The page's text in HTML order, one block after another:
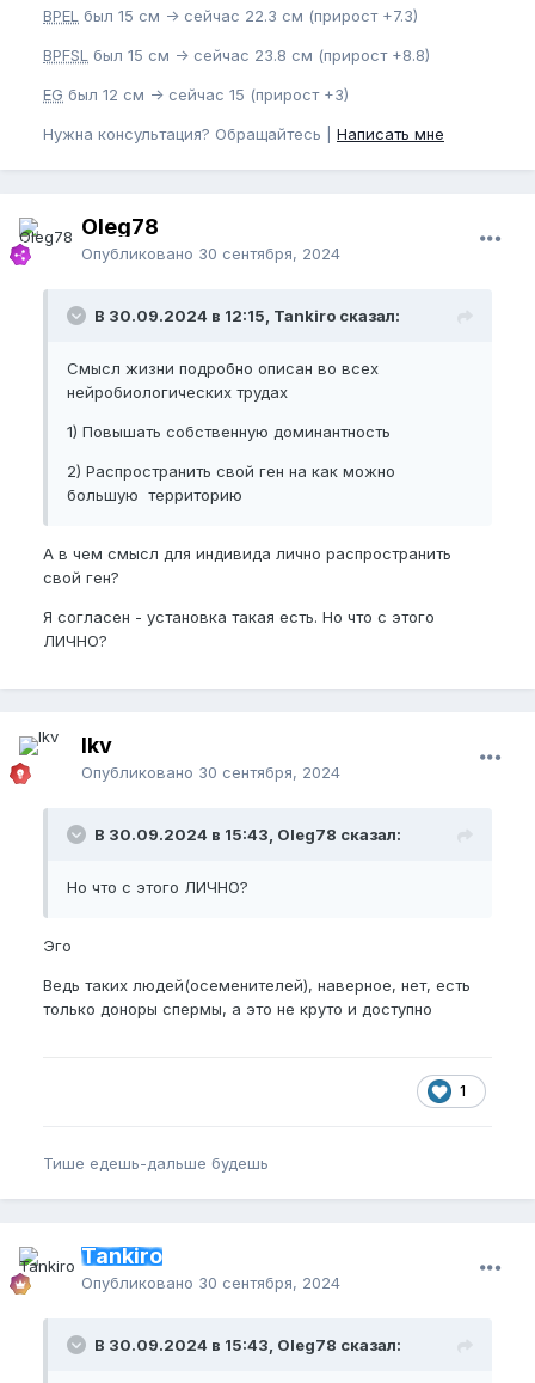
BPEL был 15 см -> сейчас 22.3 см (прирост +7.3)
BPFSL был 15 см -> сейчас 23.8 см (прирост +8.8)
EG был 12 см -> сейчас 15 (прирост +3)
Нужна консультация? Обращайтесь | Написать мне
Oleg78
Опубликовано 30 сентября, 2024
В 30.09.2024 в 12:15, Tankiro сказал:
Смысл жизни подробно описан во всех
нейробиологических трудах
1) Повышать собственную доминантность
2) Распространить свой ген на как можно
большую территорию
А в чем смысл для индивида лично распространить
свой ген?
Я согласен - установка такая есть. Но что с этого
ЛИЧНО?
lkv
Опубликовано 30 сентября, 2024
В 30.09.2024 в 15:43, Oleg78 сказал:
Но что с этого ЛИЧНО?
Эго
Ведь таких людей(осеменителей), наверное, нет, есть
только доноры спермы, а это не круто и доступно
1
Тише едешь-дальше будешь
Tankiro
Опубликовано 30 сентября, 2024
В 30.09.2024 в 15:43, Oleg78 сказал: